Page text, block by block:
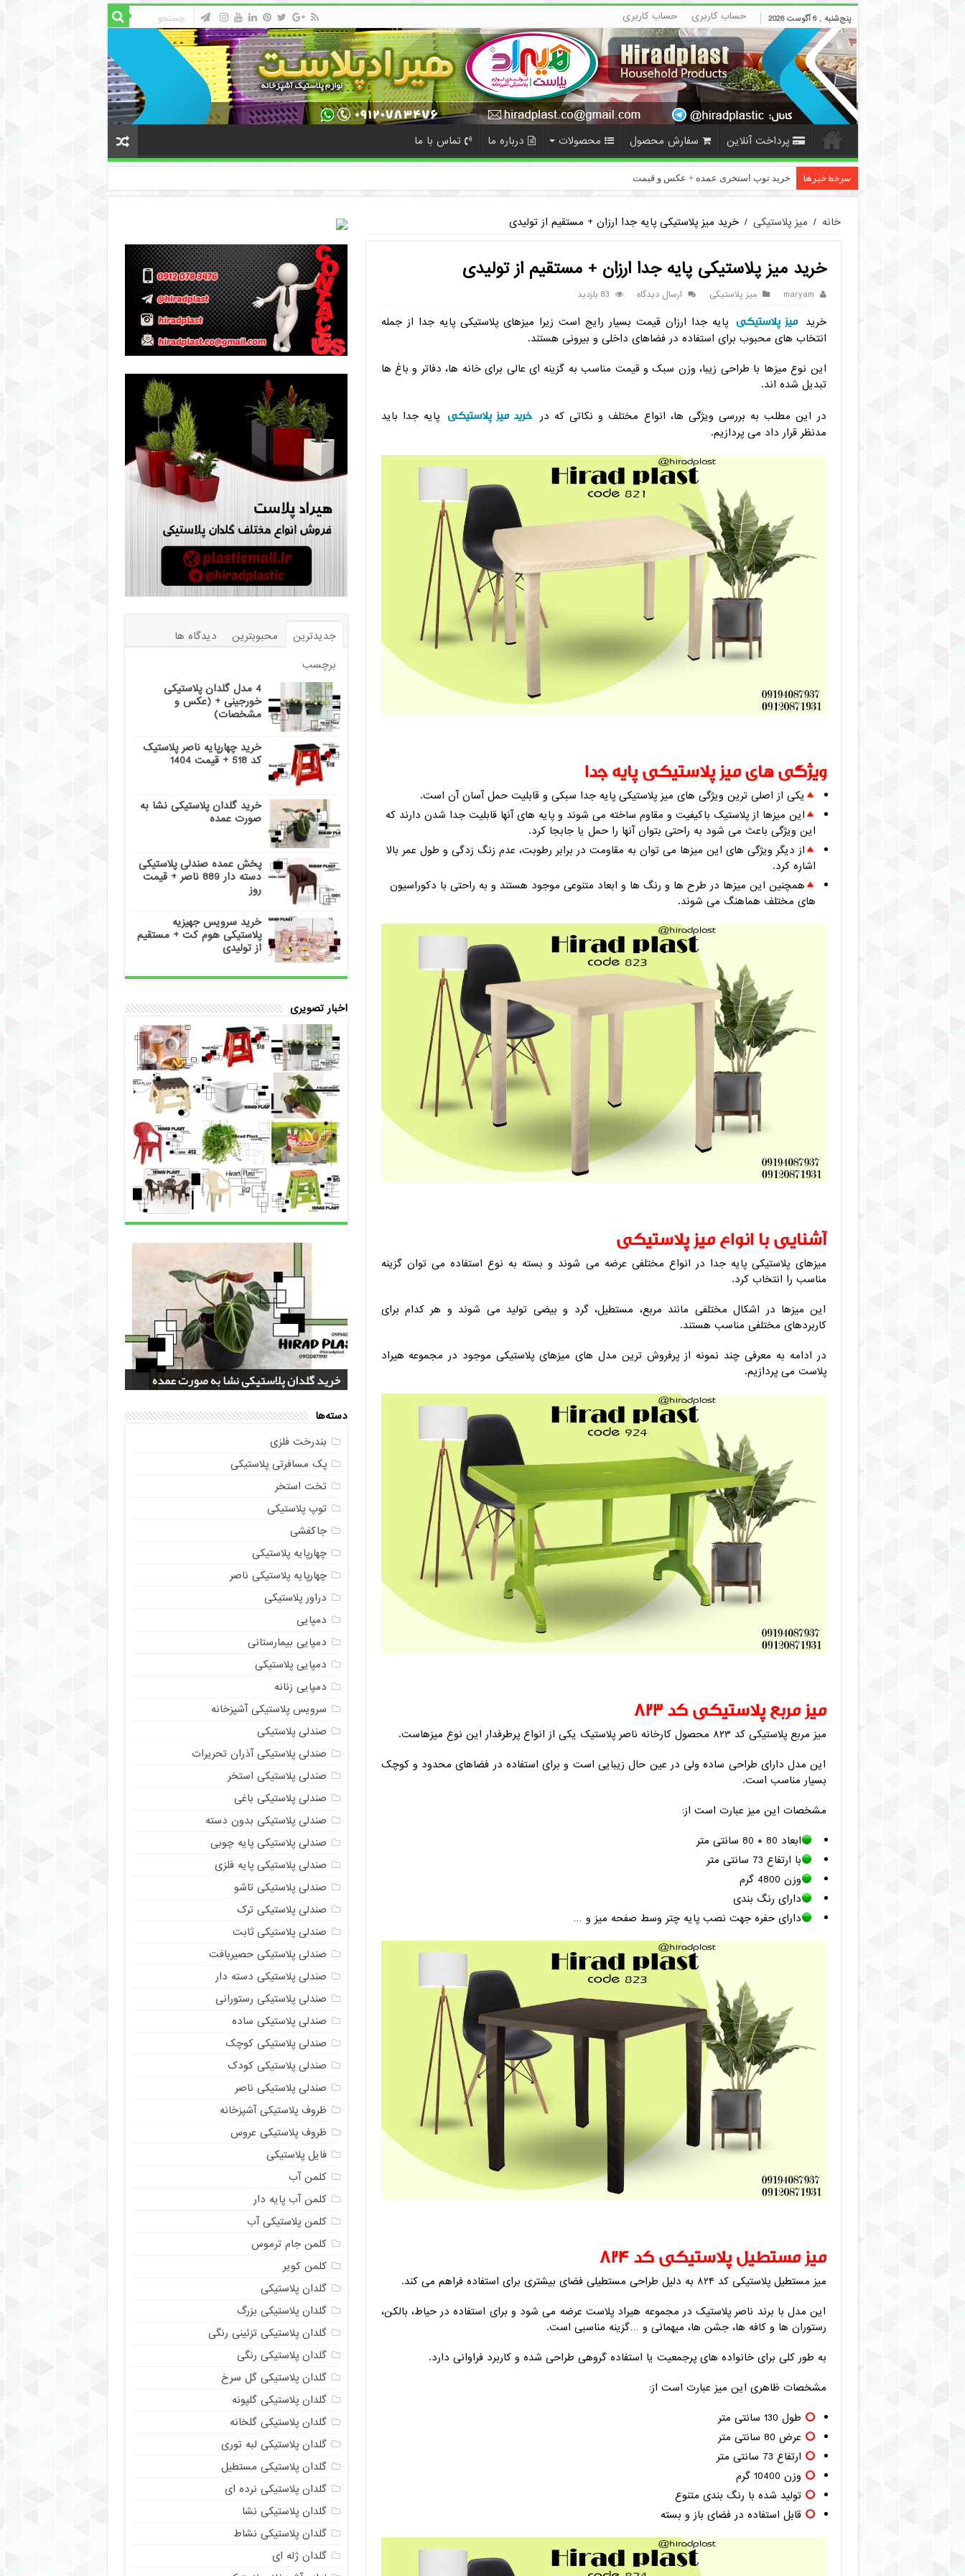
پنج‌شنبه , 6 آگوست 2026 حساب کاربری حساب کاربری
پرداخت آنلاین سفارش محصول محصولات درباره ما تماس با ما
سرخط خبرها خرید توپ استخری عمده + عکس و قیمت
خانه / میز پلاستیکی / خرید میز پلاستیکی پایه جدا ارزان + مستقیم از تولیدی
خرید میز پلاستیکی پایه جدا ارزان + مستقیم از تولیدی
maryam میز پلاستیکی ارسال دیدگاه 83 بازدید
خرید میز پلاستیکی پایه جدا ارزان قیمت بسیار رایج است زیرا میزهای پلاستیکی پایه جدا از جمله
انتخاب‌ های محبوب برای استفاده در فضاهای داخلی و بیرونی هستند.
این نوع میزها با طراحی زیبا، وزن سبک و قیمت مناسب به گزینه ای عالی برای خانه ها، دفاتر و باغ ‌ها
تبدیل شده اند.
در این مطلب به بررسی ویژگی ها، انواع مختلف و نکاتی که در خرید میز پلاستیکی پایه جدا باید
مدنظر قرار داد می‌ پردازیم.
ویژگی‌ های میز پلاستیکی پایه جدا
یکی از اصلی ترین ویژگی‌ های میز پلاستیکی پایه جدا سبکی و قابلیت حمل آسان آن است.
این میزها از پلاستیک باکیفیت و مقاوم ساخته می شوند و پایه ‌های آنها قابلیت جدا شدن دارند که
این ویژگی باعث می شود به راحتی بتوان آنها را حمل یا جابجا کرد.
از دیگر ویژگی های این میزها می توان به مقاومت در برابر رطوبت، عدم زنگ زدگی و طول عمر بالا
اشاره کرد.
همچنین این میزها در طرح‌ ها و رنگ‌ ها و ابعاد متنوعی موجود هستند و به راحتی با دکوراسیون
های مختلف هماهنگ می شوند.
آشنایی با انواع میز پلاستیکی
میزهای پلاستیکی پایه جدا در انواع مختلفی عرضه می شوند و بسته به نوع استفاده می توان گزینه
مناسب را انتخاب کرد.
این میزها در اشکال مختلفی مانند مربع، مستطیل، گرد و بیضی تولید می شوند و هر کدام برای
کاربردهای مختلفی مناسب هستند.
در ادامه به معرفی چند نمونه از پرفروش ترین مدل های میزهای پلاستیکی موجود در مجموعه هیراد
پلاست می پردازیم.
میز مربع پلاستیکی کد ۸۲۳
میز مربع پلاستیکی کد ۸۲۳ محصول کارخانه ناصر پلاستیک یکی از انواع پرطرفدار این نوع میزهاست.
این مدل دارای طراحی ساده ولی در عین حال زیبایی است و برای استفاده در فضاهای محدود و کوچک
بسیار مناسب است.
مشخصات این میز عبارت است از:
ابعاد 80 * 80 سانتی متر
با ارتفاع 73 سانتی متر
وزن 4800 گرم
دارای رنگ بندی
دارای حفره جهت نصب پایه چتر وسط صفحه میز و …
میز مستطیل پلاستیکی کد ۸۲۴
میز مستطیل پلاستیکی کد ۸۲۴ به دلیل طراحی مستطیلی فضای بیشتری برای استفاده فراهم می کند.
این مدل با برند ناصر پلاستیک در مجموعه هیراد پلاست عرضه می شود و برای استفاده در حیاط، بالکن،
رستوران ‌ها و کافه‌ ها، جشن ها، میهمانی و …گزینه مناسبی است.
به طور کلی برای خانواده‌ های پرجمعیت یا استفاده گروهی طراحی شده و کاربرد فراوانی دارد.
مشخصات ظاهری این میز عبارت است از:
طول 130 سانتی متر
عرض 80 سانتی متر
ارتفاع 73 سانتی متر
وزن 10400 گرم
تولید شده با رنگ بندی متنوع
قابل استفاده در فضای باز و بسته
جدیدترین محبوبترین
دیدگاه ها
برچسب
4 مدل گلدان پلاستیکی
خورجینی + (عکس و
مشخصات)
خرید چهارپایه ناصر پلاستیک
کد 518 + قیمت 1404
خرید گلدان پلاستیکی نشا به
صورت عمده
پخش عمده صندلی پلاستیکی
دسته دار 889 ناصر + قیمت
روز
خرید سرویس جهیزیه
پلاستیکی هوم کت + مستقیم
از تولیدی
اخبار تصویری
4 مدل گلدان پلاستیکی خورجینی + (عکس و
مشخصات)
خرید چهارپایه ناصر پلاستیک کد 518 + قیمت
1404
خرید گلدان پلاستیکی نشا به صورت عمده
پخش عمده صندلی پلاستیکی دسته دار 889
ناصر + قیمت روز
خرید سرویس جهیزیه پلاستیکی هوم کت +
مستقیم از تولیدی
دسته‌ها
بندرخت فلزی
پک مسافرتی پلاستیکی
تخت استخر
توپ پلاستیکی
جاکفشی
چهارپایه پلاستیکی
چهارپایه پلاستیکی ناصر
دراور پلاستیکی
دمپایی
دمپایی بیمارستانی
دمپایی پلاستیکی
دمپایی زنانه
سرویس پلاستیکی آشپزخانه
صندلی پلاستیکی
صندلی پلاستیکی آذران تحریرات
صندلی پلاستیکی استخر
صندلی پلاستیکی باغی
صندلی پلاستیکی بدون دسته
صندلی پلاستیکی پایه چوبی
صندلی پلاستیکی پایه فلزی
صندلی پلاستیکی تاشو
صندلی پلاستیکی ترک
صندلی پلاستیکی ثابت
صندلی پلاستیکی حصیربافت
صندلی پلاستیکی دسته دار
صندلی پلاستیکی رستورانی
صندلی پلاستیکی ساده
صندلی پلاستیکی کوچک
صندلی پلاستیکی کودک
صندلی پلاستیکی ناصر
ظروف پلاستیکی آشپزخانه
ظروف پلاستیکی عروس
فایل پلاستیکی
کلمن آب
کلمن آب پایه دار
کلمن پلاستیکی آب
کلمن جام ترموس
کلمن کویر
گلدان پلاستیکی
گلدان پلاستیکی بزرگ
گلدان پلاستیکی تزئینی رنگی
گلدان پلاستیکی رنگی
گلدان پلاستیکی گل سرخ
گلدان پلاستیکی گلپونه
گلدان پلاستیکی گلخانه
گلدان پلاستیکی لبه توری
گلدان پلاستیکی مستطیل
گلدان پلاستیکی نرده ای
گلدان پلاستیکی نشا
گلدان پلاستیکی نشاط
گلدان ژله ای